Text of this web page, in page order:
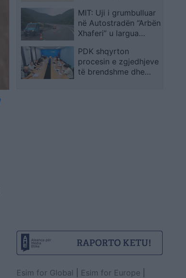
një Corolla
MIT: Uji i grumbulluar
në Autostradën “Arbën
Xhaferi” u largua
ndërhyrjes në terren
PDK shqyrton
procesin e zgjedhjeve
të brendshme dhe
Esim for Global Esim for Europe